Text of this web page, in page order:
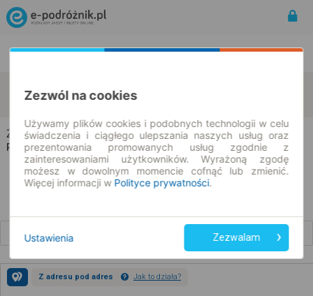
10.08.2026 | -- : --
Żdżary → Reda
Rozkład jazdy i bilety
Z adresu pod adres Jak to działa?
Zezwól na cookies
Używamy plików cookies i podobnych technologii w celu
świadczenia i ciągłego ulepszania naszych usług oraz
prezentowania promowanych usług zgodnie z
zainteresowaniami użytkowników. Wyrażoną zgodę
możesz w dowolnym momencie cofnąć lub zmienić.
Więcej informacji w Polityce prywatności.
Ustawienia Zezwalam